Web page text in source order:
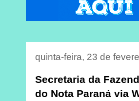
quinta-feira, 23 de
Secretaria da
do Nota Paraná via